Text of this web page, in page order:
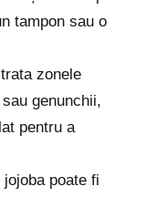
tampon sau o
zonele
genunchii,
pentru a
poate fi